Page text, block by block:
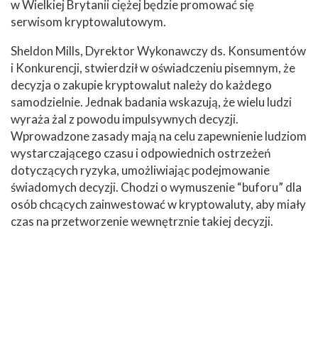
w Wielkiej Brytanii ciężej będzie promować się
serwisom kryptowalutowym.
Sheldon Mills, Dyrektor Wykonawczy ds. Konsumentów
i Konkurencji, stwierdził w oświadczeniu pisemnym, że
decyzja o zakupie kryptowalut należy do każdego
samodzielnie. Jednak badania wskazują, że wielu ludzi
wyraża żal z powodu impulsywnych decyzji.
Wprowadzone zasady mają na celu zapewnienie ludziom
wystarczającego czasu i odpowiednich ostrzeżeń
dotyczących ryzyka, umożliwiając podejmowanie
świadomych decyzji. Chodzi o wymuszenie “buforu” dla
osób chcących zainwestować w kryptowaluty, aby miały
czas na przetworzenie wewnętrznie takiej decyzji.